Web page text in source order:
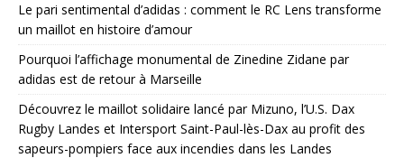
Le pari sentimental d’adidas : comment le RC Lens transforme
un maillot en histoire d’amour
Pourquoi l’affichage monumental de Zinedine Zidane par
adidas est de retour à Marseille
Découvrez le maillot solidaire lancé par Mizuno, l’U.S. Dax
Rugby Landes et Intersport Saint-Paul-lès-Dax au profit des
sapeurs-pompiers face aux incendies dans les Landes